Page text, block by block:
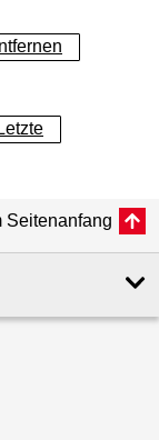
Letzte
Seitenanfang